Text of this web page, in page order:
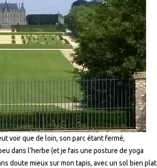
voir que de loin, son parc étant fermé,
dans l’herbe (et je fais une posture de yoga
doute mieux sur mon tapis, avec un sol bien plat